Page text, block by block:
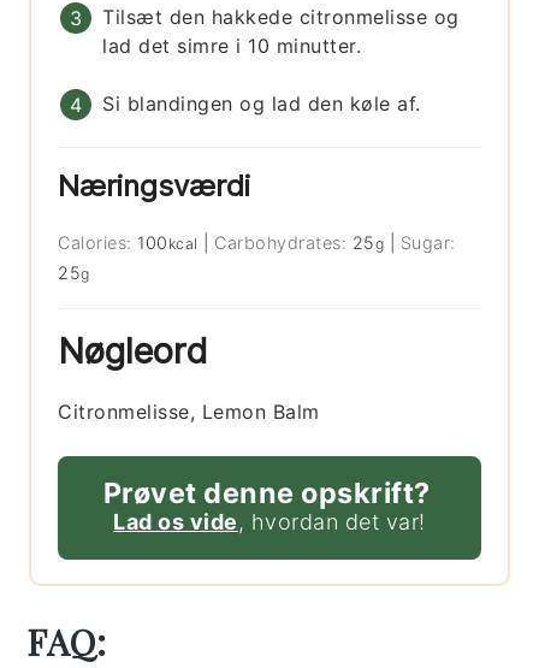
Tilsæt den hakkede citronmelisse og
lad det simre i 10 minutter.
Si blandingen og lad den køle af.
Næringsværdi
Calories: 100 kcal Carbohydrates: 25g
Sugar:
25g
Nøgleord
Citronmelisse, Lemon Balm
Prøvet denne opskrift?
Lad os vide, hvordan det var!
FAQ: